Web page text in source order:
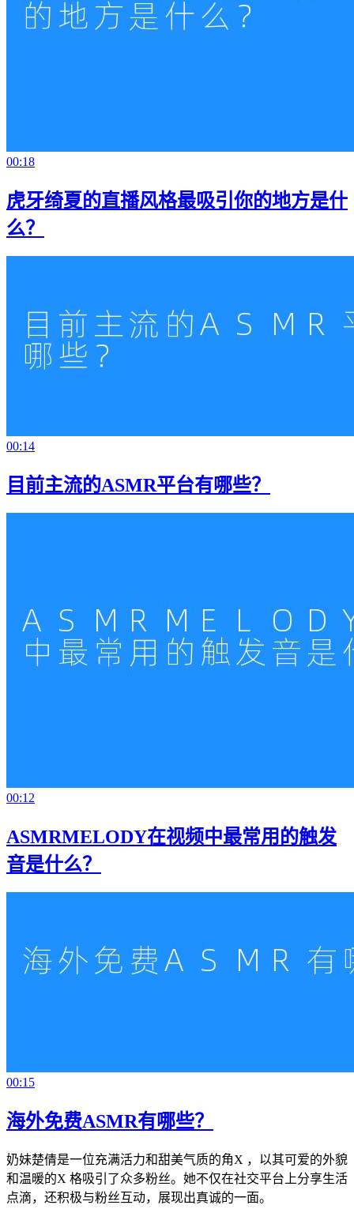
00:18
虎牙绮夏的直播风格最吸引你的地方是什
么？
00:14
目前主流的ASMR平台有哪些？
00:12
ASMRMELODY在视频中最常用的触发
音是什么？
00:15
海外免费ASMR有哪些？
奶妹楚倩是一位充满活力和甜美气质的角X ，以其可爱的外貌
和温暖的X 格吸引了众多粉丝。她不仅在社交平台上分享生活
点滴，还积极与粉丝互动，展现出真诚的一面。